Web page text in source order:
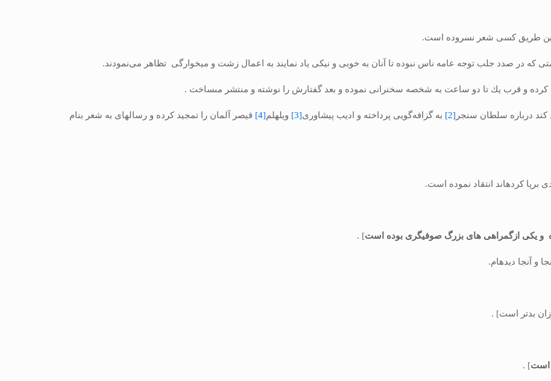
این طریق كسى شعر نسروده است.
كه در صدد جلب توجه عامه ناس نبوده تا آنان به خوبى و نیكى یاد نمایند به اعمال زشت و میخوارگى تظاهر می‌نمودند.
و قرب یك تا دو ساعت به شخصه سخنرانى نموده و بعد گفتارش را نوشته و منتشر مى‏ساخت .
كند درباره سلطان سنجر [2] به گزافه‌گویى پرداخته و ادیب پیشاورى[3] ویلهلم[4]
قیصر آلمان را تمجید كرده و رساله‏اى به شعر بنام
كرده‏اند انتقاد نموده است.
و یكى ازگمراهی هاى بزرگ صوفیگرى بوده است] .
و آنجا دیده‏ام.
بدتر است] .
است] .